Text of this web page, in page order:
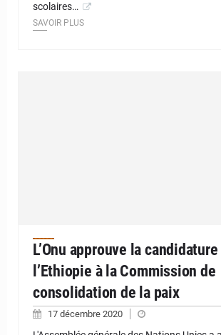
scolaires…
SAVOIR PLUS
L’Onu approuve la
l’Ethiopie à la Commission de
consolidation de la paix
17 décembre 2020